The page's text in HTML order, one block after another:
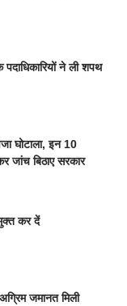
ने ली शपथ
घोटाला, इन 10
जांच बिठाए सरकार
कर दें
अग्रिम जमानत मिली